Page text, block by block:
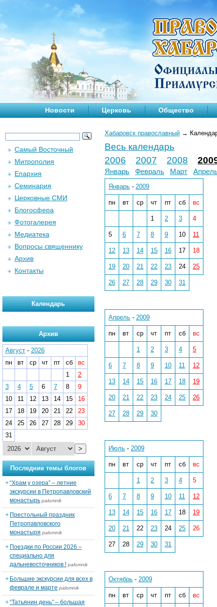
Новости Церковь Общество
Хабаровск православный →
Весь календарь
2006
2007 2008
Январь Февраль Март
Январь - 2009
пн вт ср чт пт сб вс
1 2 3 4
5 6 7 8 9 10 11
12 13 14 15 16 17 18
19 20 21 22 23 24 25
26 27 28 29 30 31
Апрель - 2009
пн вт ср чт пт сб вс
1 2 3 4 5
6 7 8 9 10 11 12
13 14 15 16 17 18 19
20 21 22 23 24 25 26
27 28 29 30
Июль - 2009
пн вт ср чт пт сб вс
1 2 3 4 5
6 7 8 9 10 11 12
13 14 15 16 17 18 19
20 21 22 23 24 25 26
27 28 29 30 31
Октябрь - 2009
пн вт ср чт пт сб вс
Самый Восточный
Митрополия
Епархия
Семинария
Церковные СМИ
Блогосфера
Фотогалерея
Медиатека
Вопросы священнику
Архив
Контакты
Календарь
Архив
Август - 2026
пн
вт ср чт пт сб
вс
1
2
3
4 5 6 7 8
9
10
11 12 13 14 15
16
17
18 19 20 21 22
23
24
25 26 27 28 29
30
31
>
Последние темы блогов
“Храм у озера” – летние
экскурсии в Петропавловский
монастырь palomnik
Престольный праздник
Петропавловского
монастыря palomnik
Поездки по России 2026 –
специально для
дальневосточников ! palomnik
Большие экскурсии для всех в
феврале и марте palomnik
“Татьянин день” – большая